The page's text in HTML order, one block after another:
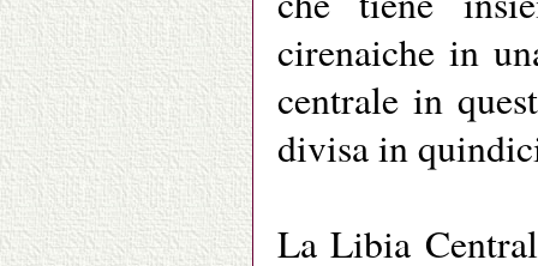
cirenaiche in
centrale in
divisa in
La Libia